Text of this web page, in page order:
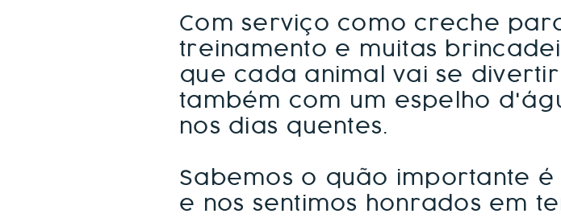
Com serviço como creche
treinamento e muitas
que cada animal vai se
também com um espelho
nos dias quentes.
Sabemos o quão importante
e nos sentimos honrados em